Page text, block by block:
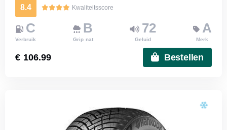
8.4 Kwaliteitsscore
C
Verbruik
B
Grip nat
72
Geluid
A
Merk
€ 106.99 Bestellen